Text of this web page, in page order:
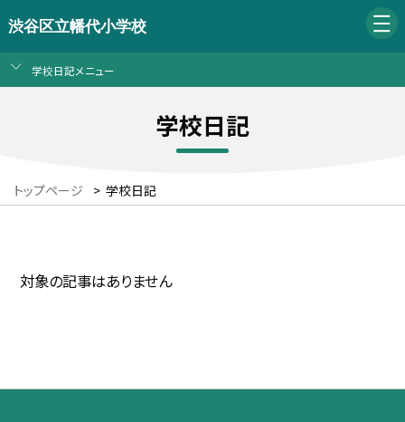
渋谷区立幡代小学校
学校日記メニュー
学校日記
トップページ > 学校日記
対象の記事はありません